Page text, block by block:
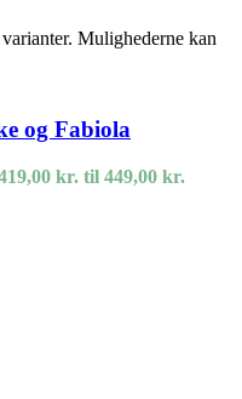
Mulighederne kan
og Fabiola
kr. til 449,00 kr.